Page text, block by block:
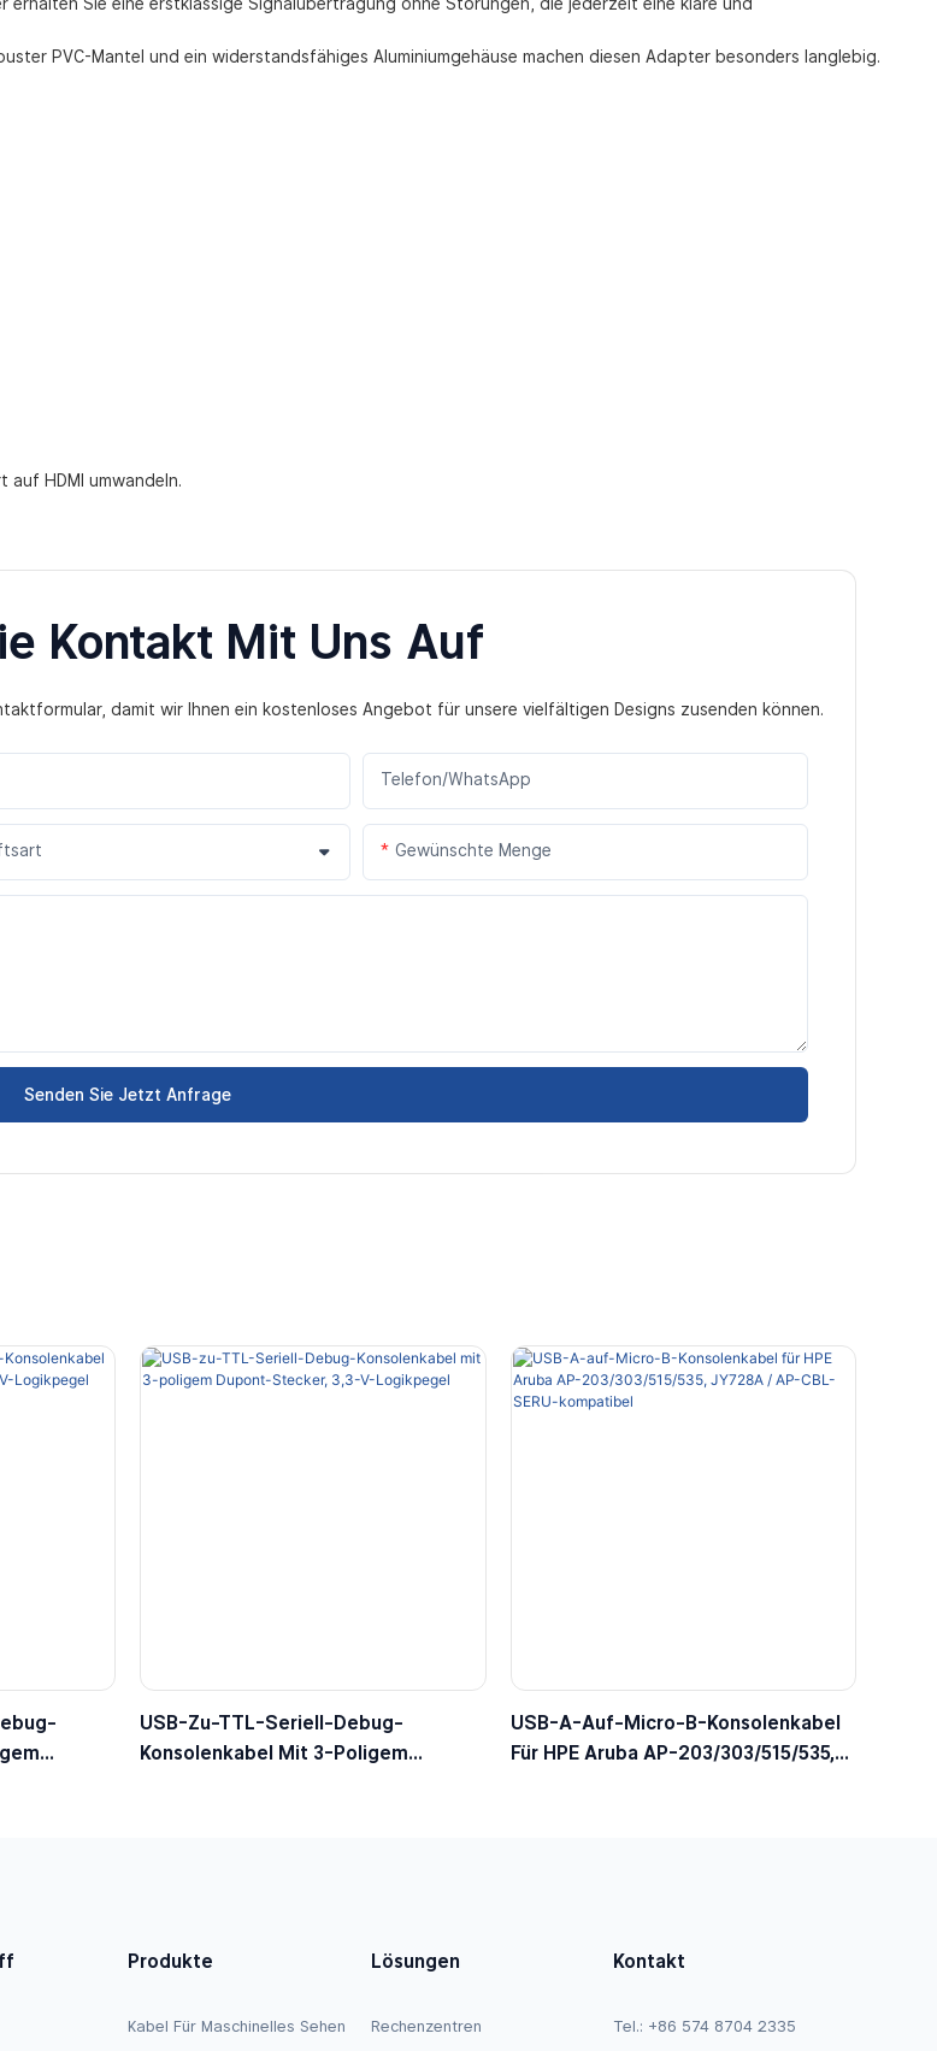
PVC-Mantel und ein widerstandsfähiges Aluminiumgehäuse machen diesen Adapter besonders langlebig.
auf HDMI umwandeln.
Kontakt Mit Uns Auf
damit wir Ihnen ein kostenloses Angebot für unsere vielfältigen Designs zusenden können.
Telefon/WhatsApp
Gewünschte Menge
Senden Sie Jetzt Anfrage
USB-Zu-TTL-Seriell-Debug-
Konsolenkabel Mit 3-Poligem
USB-A-Auf-Micro-B-Konsolenkabel
Für HPE Aruba AP-203/303/515/535,
Produkte
Kabel Für Maschinelles Sehen
Lösungen
Rechenzentren
Kontakt
Tel.: +86 574 8704 2335